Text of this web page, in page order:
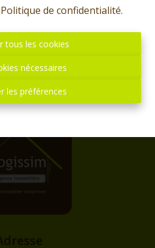
Politique de confidentialité.
tous les cookies
nécessaires
les préférences
: 11934